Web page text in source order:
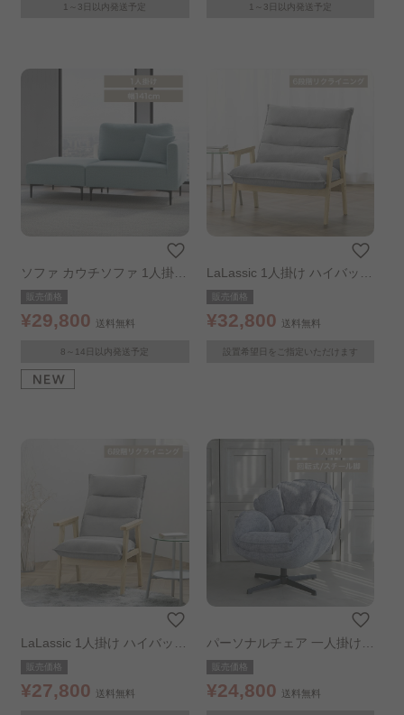
1～3日以内発送予定 1～3日以内発送予定
ソファ カウチソファ 1人掛け
オットマン付き マルシェ カ
ウチソファ コハル1P ブルー
販売価格
¥29,800 送料無料
8～14日以内発送予定
LaLassic 1人掛け ハイバック
ソファ ワイド グレー 組み立
て設置あり
販売価格
¥32,800 送料無料
設置希望日をご指定いただけます
LaLassic 1人掛け ハイバック
ソファ スリム グレー 組み立
て設置あり
販売価格
¥27,800 送料無料
パーソナルチェア 一人掛けソ
ファ O’HANA ソファ ブルー
グレー
販売価格
¥24,800 送料無料